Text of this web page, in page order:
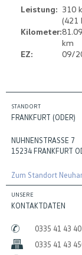
Leistung: 310
(421
Kilometer:
km
EZ:
09/
STANDORT
FRANKFURT (ODER)
NUHNENSTRASSE 7
15234 FRANKFURT
Zum Standort
UNSERE
KONTAKTDATEN
0335 41 43 40
0335 41 43